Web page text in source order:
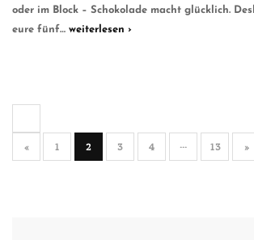
oder im Block – Schokolade macht glücklich.
eure fünf… weiterlesen ›
« 1 2 3 4 ··· 13 »